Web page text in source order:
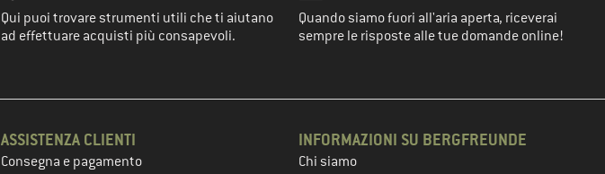
Qui puoi trovare strumenti utili che ti aiutano
ad effettuare acquisti più consapevoli.
Quando siamo fuori all'aria aperta, riceverai
sempre le risposte alle tue domande online!
ASSISTENZA CLIENTI
Consegna e pagamento
INFORMAZIONI SU BERGFREUNDE
Chi siamo